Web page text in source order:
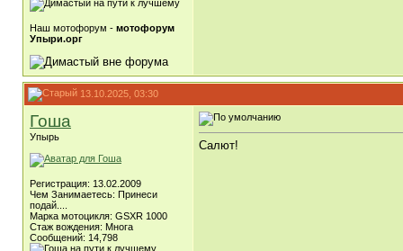
Наш мотофорум - мотофорум
Упыри.орг
13.10.2025, 03:30
Гоша
Упырь
Регистрация: 13.02.2009
Чем Занимаетесь: Принеси
подай....
Марка мотоцикля: GSXR 1000
Стаж вождения: Многа
Сообщений: 14,798
Салют!